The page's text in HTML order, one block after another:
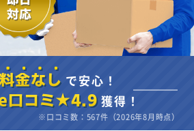
金なし で安心！
口コミ★4.9 獲得！
※口コミ数：567件（2026年8月時点）